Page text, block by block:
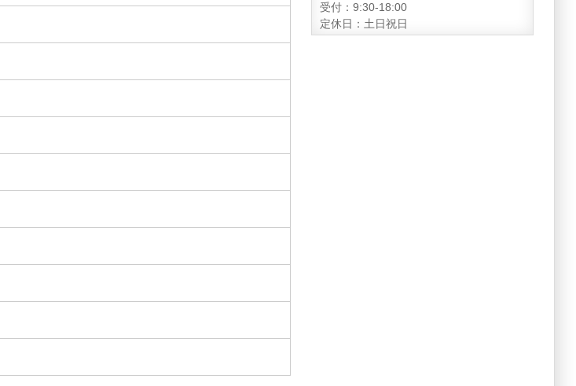
受付：9:30-18:00
定休日：土日祝日